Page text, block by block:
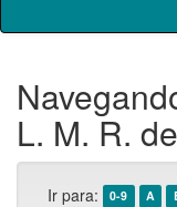
L. M. R. de
Ir para: 0-9 A